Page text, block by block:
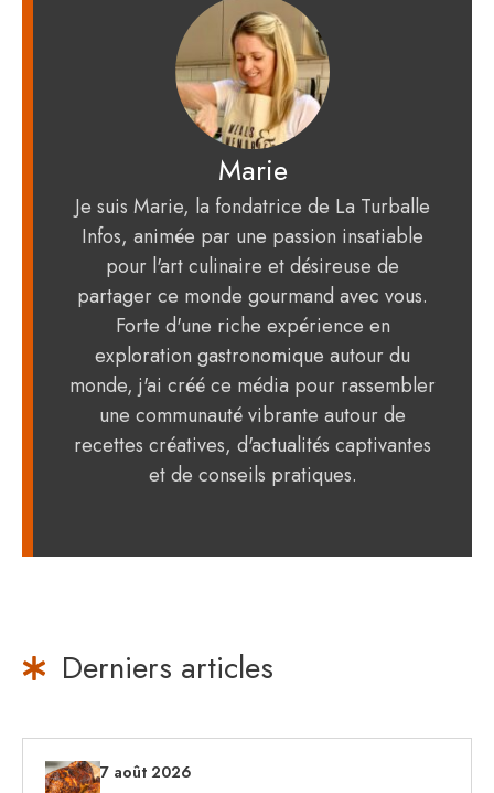
Marie
Je suis Marie, la fondatrice de La Turballe
Infos, animée par une passion insatiable
pour l'art culinaire et désireuse de
partager ce monde gourmand avec vous.
Forte d'une riche expérience en
exploration gastronomique autour du
monde, j'ai créé ce média pour rassembler
une communauté vibrante autour de
recettes créatives, d'actualités captivantes
et de conseils pratiques.
Derniers articles
7 août 2026